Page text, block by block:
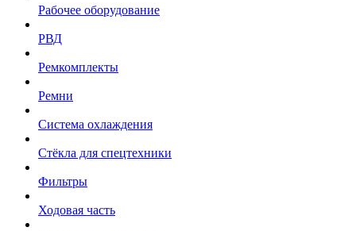
Рабочее оборудование
РВД
Ремкомплекты
Ремни
Система охлаждения
Стёкла для спецтехники
Фильтры
Ходовая часть